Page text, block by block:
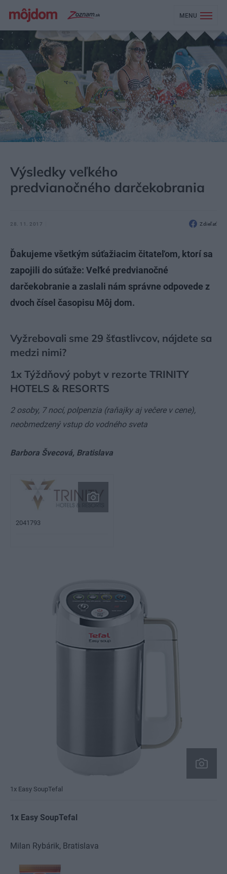
MENU
Výsledky veľkého
predvianočného darčekobrania
28. 11. 2017 Zdieľať
Ďakujeme všetkým súťažiacim čitateľom, ktorí sa
zapojili do súťaže: Veľké predvianočné
darčekobranie a zaslali nám správne odpovede z
dvoch čísel časopisu Môj dom.
Vyžrebovali sme 29 šťastlivcov, nájdete sa
medzi nimi?
1x Týždňový pobyt v rezorte TRINITY
HOTELS & RESORTS
2 osoby, 7 nocí, polpenzia (raňajky aj večere v cene),
neobmedzený vstup do vodného sveta
Barbora Švecová, Bratislava
2041793
1x Easy SoupTefal
1x Easy SoupTefal
Milan Rybárik, Bratislava